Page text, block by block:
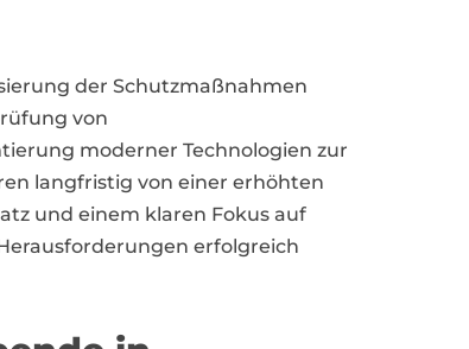
der Schutzmaßnahmen
von
moderner Technologien zur
langfristig von einer erhöhten
und einem klaren Fokus auf
erfolgreich